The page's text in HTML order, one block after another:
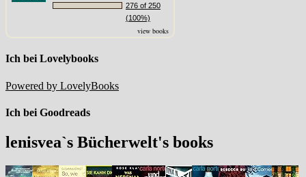
276 of 250
(100%)
view books
Ich bei Lovelybooks
Powered by LovelyBooks
Ich bei Goodreads
lenisvea`s Bücherwelt's books